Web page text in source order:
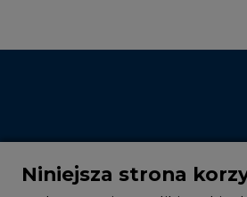
Niniejsza strona